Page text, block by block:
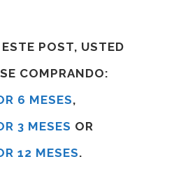
ESTE POST, USTED
COMPRANDO:
6 MESES,
3 MESES OR
12 MESES.